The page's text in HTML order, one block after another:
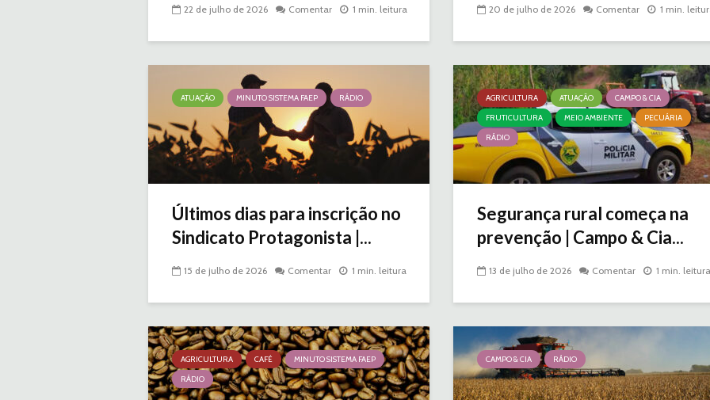
22 de julho de 2026 Comentar 1 min. leitura 20 de julho de 2026 Comentar 1 min.
ATUAÇÃO MINUTO SISTEMA FAEP RÁDIO
Últimos dias para inscrição no
Sindicato Protagonista |...
15 de julho de 2026 Comentar 1 min. leitura
AGRICULTURA ATUAÇÃO
CAMPO & CIA
FRUTICULTURA
MEIO AMBIENTE
PECUÁRIA
RÁDIO
Segurança rural começa na
prevenção | Campo & Cia...
13 de julho de 2026 Comentar 1 min. leitura
AGRICULTURA CAFÉ
MINUTO SISTEMA FAEP
RÁDIO
CAMPO & CIA RÁDIO